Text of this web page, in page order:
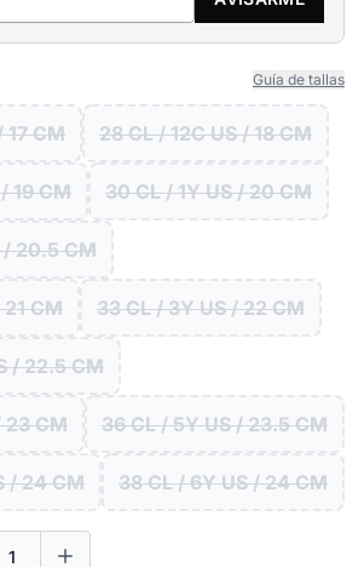
Guía de tallas
17 CM 28 CL / 12C US / 18 CM
19 CM 30 CL / 1Y US / 20 CM
/ 20.5 CM
CM 33 CL / 3Y US / 22 CM
/ 22.5 CM
23 CM 36 CL / 5Y US / 23.5 CM
/ 24 CM 38 CL / 6Y US / 24 CM